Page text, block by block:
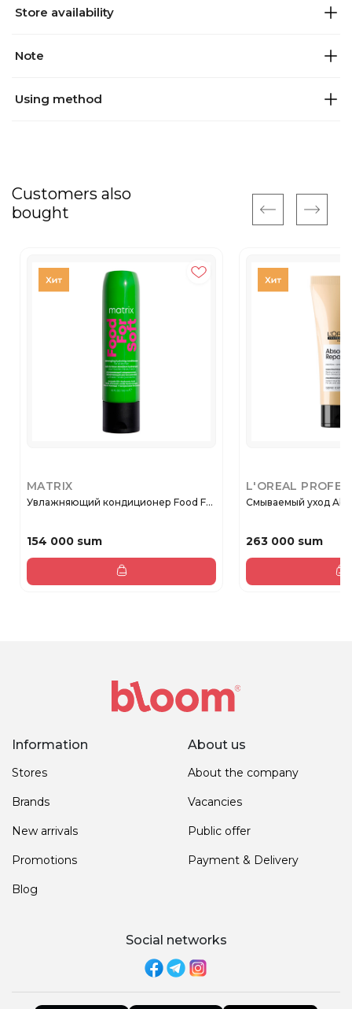
Store availability
Note
Using method
Customers also
bought
MATRIX
Увлажняющий кондиционер Food F...
154 000 sum
L'OREAL
Смываемый уход
263 000 sum
Information
Stores
Brands
New arrivals
Promotions
Blog
About us
About the company
Vacancies
Public offer
Payment & Delivery
Social networks